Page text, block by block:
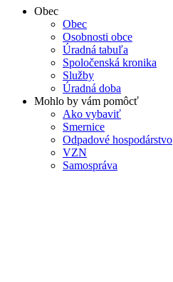
Obec
Obec
Osobnosti obce
Úradná tabuľa
Spoločenská kronika
Služby
Úradná doba
Mohlo by vám pomôcť
Ako vybaviť
Smernice
Odpadové hospodárstvo
VZN
Samospráva